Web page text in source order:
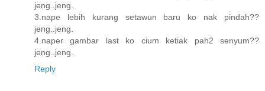
jeng..jeng.
3.nape lebih kurang setawun baru ko nak pindah??
jeng..jeng.
4.naper gambar last ko cium ketiak pah2 senyum??
jeng..jeng.
Reply